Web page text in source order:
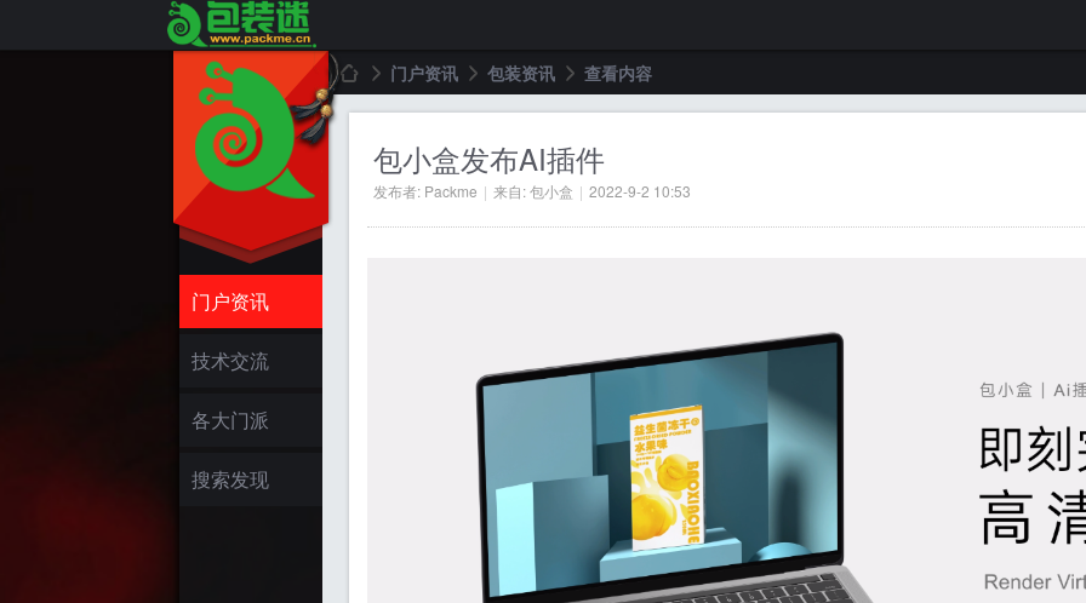
门户资讯
技术交流
各大门派
搜索发现
门户资讯
›
包装资讯
›
查看内容
包小盒发布AI插件
发布者: Packme | 来自: 包小盒 | 2022-9-2 10:53